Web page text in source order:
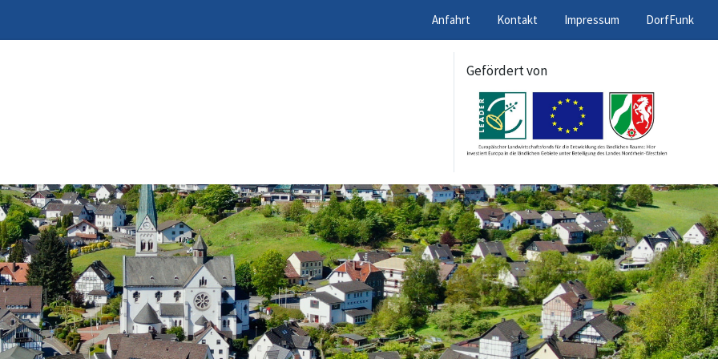
Anfahrt Kontakt Impressum DorfFunk
Gefördert von